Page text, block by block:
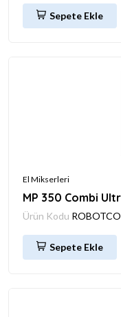
Sepete Ekle
El Mikserleri
MP 350 Combi
Ürün Kodu
Sepete Ekle